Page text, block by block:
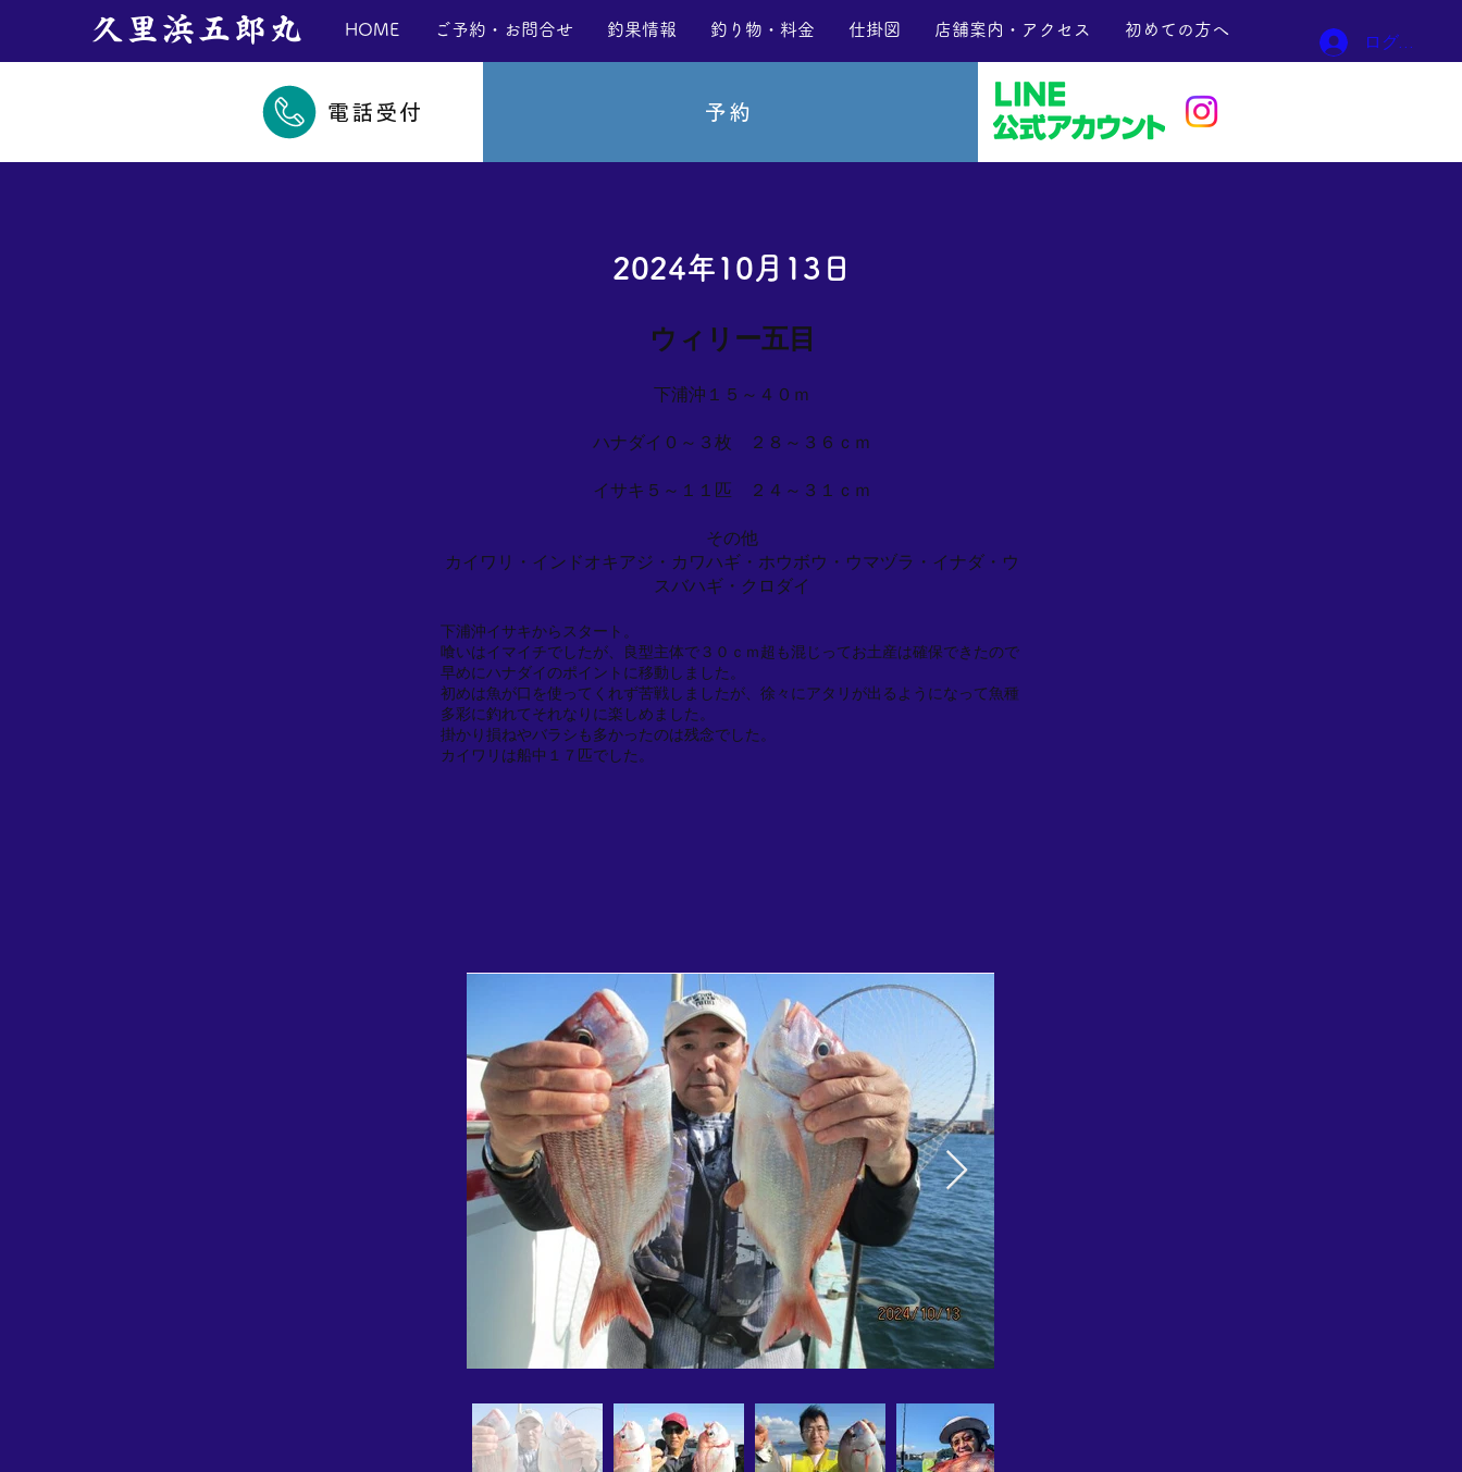
​久里浜五郎丸 HOME ご予約・お問合せ 釣果情報 釣り物・料金 仕掛図 店舗案内・アクセス 初めての方へ
ログイン
電話受付 予約
2024年10月13日
ウィリー五目
下浦沖１５～４０ｍ
ハナダイ０～３枚 ２８～３６ｃｍ
イサキ５～１１匹 ２４～３１ｃｍ
その他
カイワリ・インドオキアジ・カワハギ・ホウボウ・ウマヅラ・イナダ・ウ
スバハギ・クロダイ
下浦沖イサキからスタート。
喰いはイマイチでしたが、良型主体で３０ｃｍ超も混じってお土産は確保できたので
早めにハナダイのポイントに移動しました。
初めは魚が口を使ってくれず苦戦しましたが、徐々にアタリが出るようになって魚種
多彩に釣れてそれなりに楽しめました。
掛かり損ねやバラシも多かったのは残念でした。
カイワリは船中１７匹でした。